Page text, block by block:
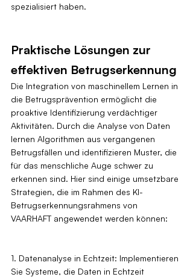
spezialisiert haben.
Praktische Lösungen zur
effektiven Betrugserkennung
Die Integration von maschinellem Lernen in
die Betrugsprävention ermöglicht die
proaktive Identifizierung verdächtiger
Aktivitäten. Durch die Analyse von Daten
lernen Algorithmen aus vergangenen
Betrugsfällen und identifizieren Muster, die
für das menschliche Auge schwer zu
erkennen sind. Hier sind einige umsetzbare
Strategien, die im Rahmen des KI-
Betrugserkennungsrahmens von
VAARHAFT angewendet werden können:
1. Datenanalyse in Echtzeit: Implementieren
Sie Systeme, die Daten in Echtzeit